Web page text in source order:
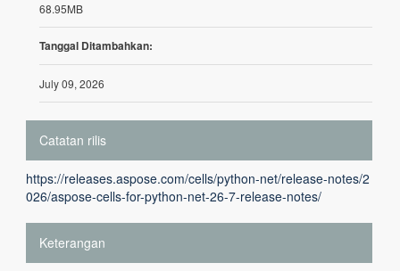
68.95MB
Tanggal Ditambahkan:
July 09, 2026
Catatan rilis
https://releases.aspose.com/cells/python-net/release-notes/2
026/aspose-cells-for-python-net-26-7-release-notes/
Keterangan